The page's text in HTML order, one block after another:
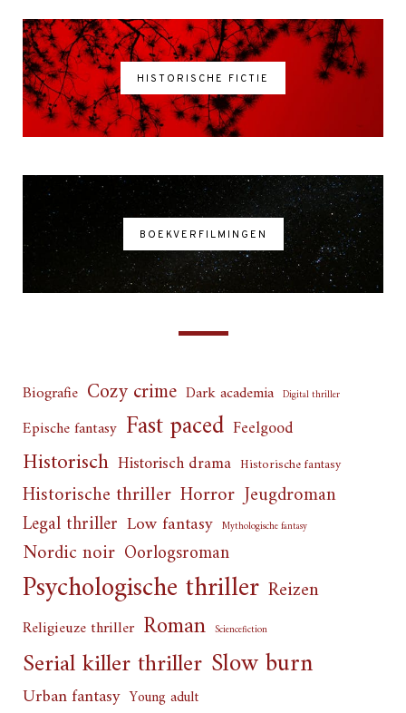
HISTORISCHE FICTIE
BOEKVERFILMINGEN
Biografie Cozy crime Dark academia Digital thriller
Epische fantasy Fast paced Feelgood
Historisch Historisch drama Historische fantasy
Historische thriller Horror Jeugdroman
Legal thriller Low fantasy Mythologische fantasy
Nordic noir Oorlogsroman
Psychologische thriller Reizen
Religieuze thriller Roman Sciencefiction
Serial killer thriller Slow burn
Urban fantasy Young adult